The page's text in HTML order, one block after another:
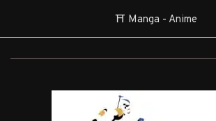
⛩️ Manga - Anime